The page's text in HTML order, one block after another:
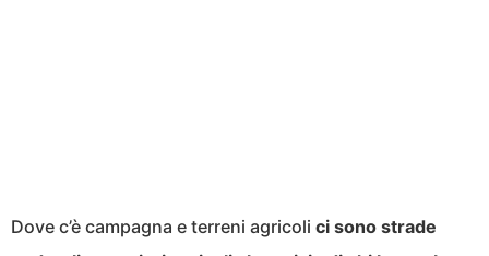
Dove c’è campagna e terreni agricoli ci sono strade